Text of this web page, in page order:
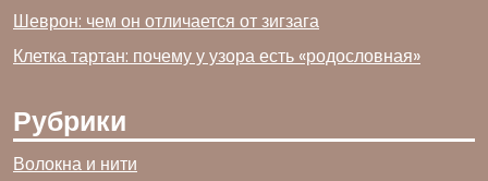
Шеврон: чем он отличается от зигзага
Клетка тартан: почему у узора есть «родословная»
Рубрики
Волокна и нити